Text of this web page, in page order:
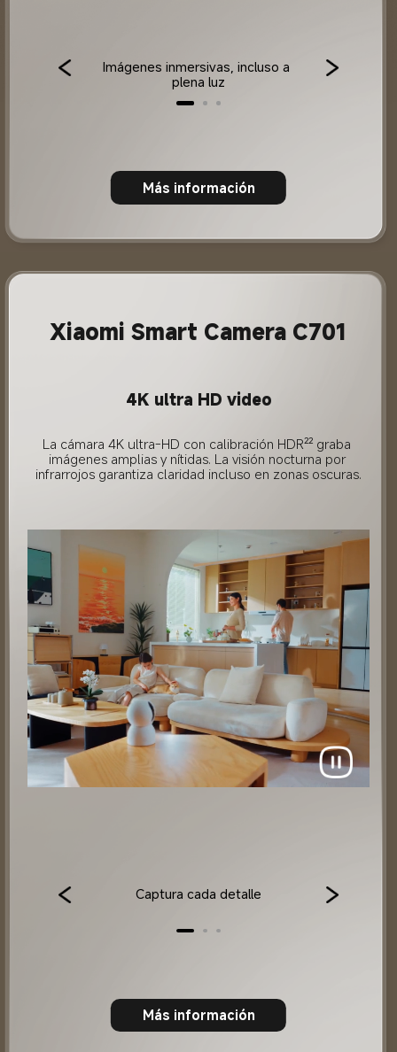
Imágenes inmersivas, incluso a
plena luz
Más información
Xiaomi Smart Camera C701
4K ultra HD video
La cámara 4K ultra-HD con calibración HDR²² graba
imágenes amplias y nítidas. La visión nocturna por
infrarrojos garantiza claridad incluso en zonas oscuras.
Captura cada detalle
Más información